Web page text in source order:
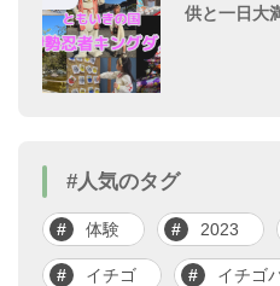
供と一日大
#人気のタグ
体験 2023
イチゴ イチゴ